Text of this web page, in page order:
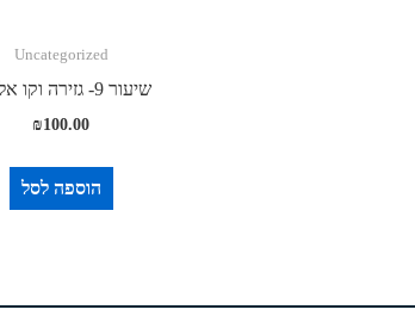
Uncategorized
שיעור 9- גזירה וקו אלסטי
₪100.00
הוספה לסל